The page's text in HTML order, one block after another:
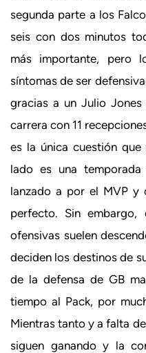
segunda parte a los
seis con dos minutos
más importante, pero
síntomas de ser
gracias a un Julio
carrera con 11
es la única cuestión
lado es una
lanzado a por el MVP y
perfecto. Sin embargo,
ofensivas suelen
deciden los destinos de
de la defensa de GB
tiempo al Pack, por
Mientras tanto y a falta
siguen ganando y la